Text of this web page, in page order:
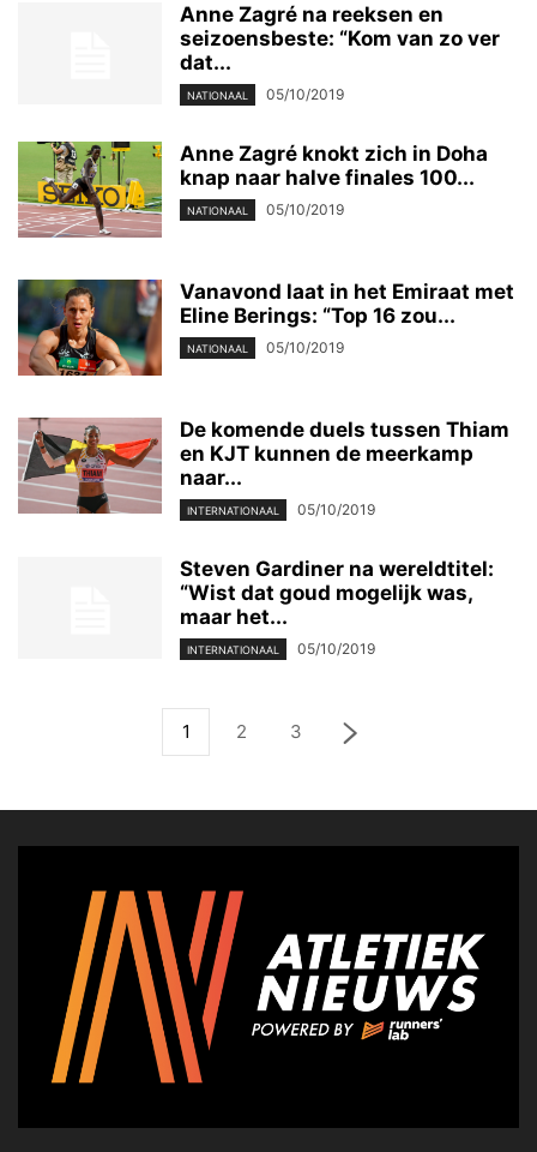
Anne Zagré na reeksen en
seizoensbeste: “Kom van zo ver
dat...
NATIONAAL 05/10/2019
Anne Zagré knokt zich in Doha
knap naar halve finales 100...
NATIONAAL 05/10/2019
Vanavond laat in het Emiraat met
Eline Berings: “Top 16 zou...
NATIONAAL 05/10/2019
De komende duels tussen Thiam
en KJT kunnen de meerkamp
naar...
INTERNATIONAAL 05/10/2019
Steven Gardiner na wereldtitel:
“Wist dat goud mogelijk was,
maar het...
INTERNATIONAAL 05/10/2019
1 2 3